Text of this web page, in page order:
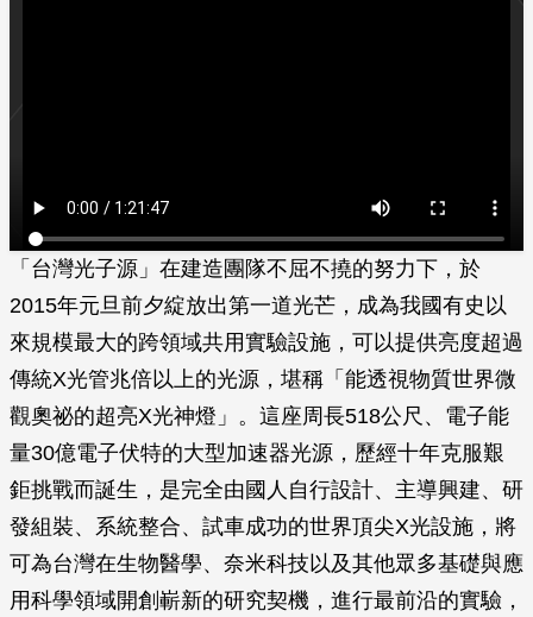
「台灣光子源」在建造團隊不屈不撓的努力下，於
2015年元旦前夕綻放出第一道光芒，成為我國有史以
來規模最大的跨領域共用實驗設施，可以提供亮度超過
傳統X光管兆倍以上的光源，堪稱「能透視物質世界微
觀奧祕的超亮X光神燈」。這座周長518公尺、電子能
量30億電子伏特的大型加速器光源，歷經十年克服艱
鉅挑戰而誕生，是完全由國人自行設計、主導興建、研
發組裝、系統整合、試車成功的世界頂尖X光設施，將
可為台灣在生物醫學、奈米科技以及其他眾多基礎與應
用科學領域開創嶄新的研究契機，進行最前沿的實驗，